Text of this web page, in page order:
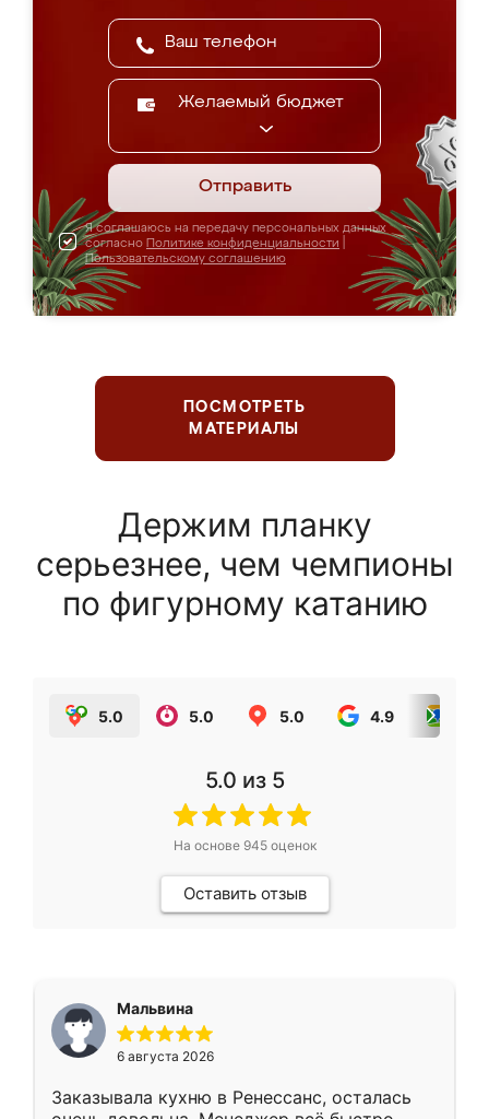
Желаемый бюджет
Отправить
Я соглашаюсь на передачу персональных данных
согласно Политике конфиденциальности
Пользовательскому соглашению
ПОСМОТРЕТЬ
МАТЕРИАЛЫ
Держим планку
серьезнее, чем чемпионы
по фигурному катанию
5.0 5.0 5.0 4.9
5.0 из 5
На основе 945оценок
Оставить отзыв
Мальвина
6 августа 2026
Заказывала кухню в Ренессанс, осталась